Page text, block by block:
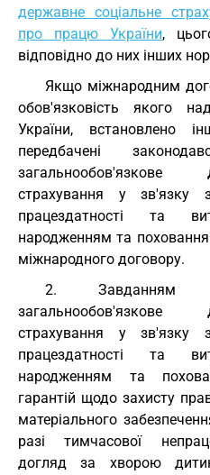
державне соціальне
про працю України,
відповідно до них інших
Якщо міжнародним
обов'язковість якого
України, встановлено
передбачені
страхування у зв'язку
працездатності та
народженням та
міжнародного договору.
2. Завданням
страхування у зв'язку
працездатності та
народженням та
гарантій щодо захисту
матеріального
разі тимчасової
догляд за хворою